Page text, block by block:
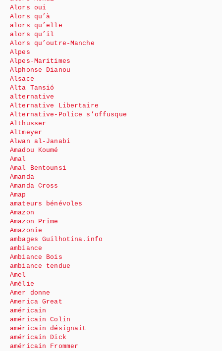
Alors oui
Alors qu’à
alors qu’elle
alors qu’il
Alors qu’outre-Manche
Alpes
Alpes-Maritimes
Alphonse Dianou
Alsace
Alta Tansió
alternative
Alternative Libertaire
Alternative-Police s’offusque
Althusser
Altmeyer
Alwan al-Janabi
Amadou Koumé
Amal
Amal Bentounsi
Amanda
Amanda Cross
Amap
amateurs bénévoles
Amazon
Amazon Prime
Amazonie
ambages Guilhotina.info
ambiance
Ambiance Bois
ambiance tendue
Amel
Amélie
Amer donne
America Great
américain
américain Colin
américain désignait
américain Dick
américain Frommer